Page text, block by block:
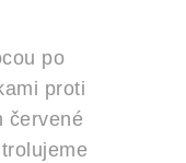
po
proti
červené